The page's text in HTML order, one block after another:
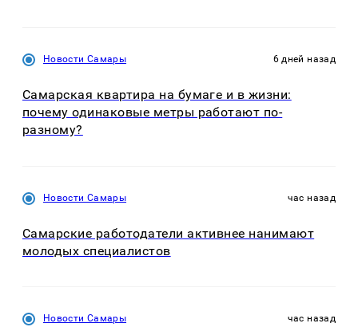
Новости Самары 6 дней назад
Самарская квартира на бумаге и в жизни:
почему одинаковые метры работают по-
разному?
Новости Самары час назад
Самарские работодатели активнее нанимают
молодых специалистов
Новости Самары час назад